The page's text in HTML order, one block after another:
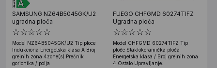
SAMSUNG NZ64B5045GK/U2
ugradna ploča
Model NZ64B5045GK/U2 Tip ploce
Indukciona Energetska klasa A Broj
grejnih zona 4zone(s) Prečnik
gorionika / polja
FUEGO CHFGMD 60274TIFZ
Ugradna ploča
Model CHFGMD 60274TIFZ Tip
ploče Staklokeramička ploča
Energetska klasa / Broj grejnih zona
4 Ostalo Upravljanje: